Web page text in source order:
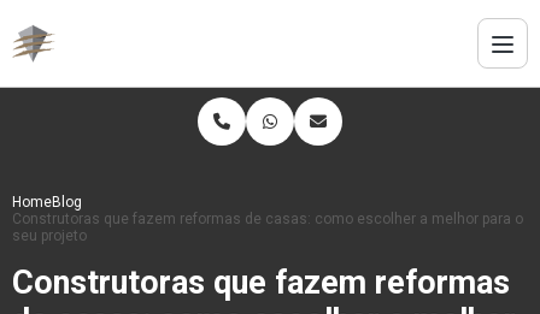
HomeBlog
Construtoras que fazem reformas de casas: como escolher a melhor para o
seu projeto
Construtoras que fazem reformas